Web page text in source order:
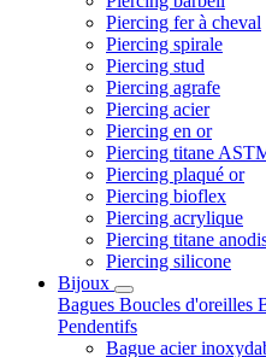
Piercing fer à cheval
Piercing spirale
Piercing stud
Piercing agrafe
Piercing acier
Piercing en or
Piercing titane
Piercing plaqué or
Piercing bioflex
Piercing acrylique
Piercing titane
Piercing silicone
Bijoux
Bagues Boucles d'oreilles
Pendentifs
Bague acier